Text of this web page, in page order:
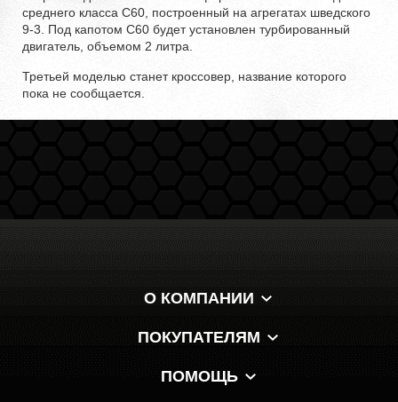
среднего класса С60, построенный на агрегатах шведского
9-3. Под капотом С60 будет установлен турбированный
двигатель, объемом 2 литра.
Третьей моделью станет кроссовер, название которого
пока не сообщается.
О КОМПАНИИ
ПОКУПАТЕЛЯМ
ПОМОЩЬ